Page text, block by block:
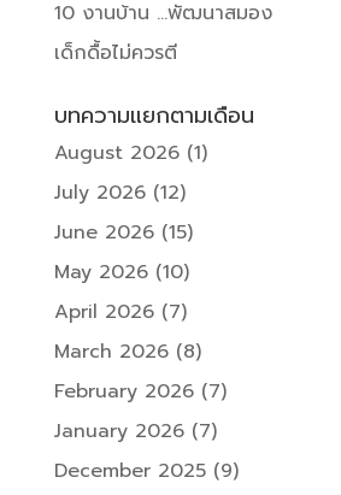
10 งานบ้าน …พัฒนาสมอง
เด็กดื้อไม่ควรตี
บทความแยกตามเดือน
August 2026(1)
July 2026(12)
June 2026(15)
May 2026(10)
April 2026(7)
March 2026(8)
February 2026(7)
January 2026(7)
December 2025(9)